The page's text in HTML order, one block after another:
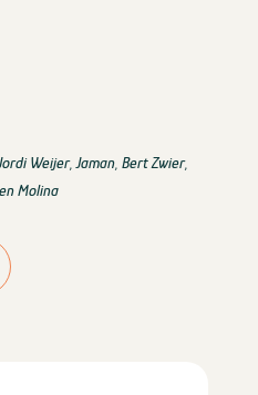
Weijer, Jaman, Bert Zwier,
Molina